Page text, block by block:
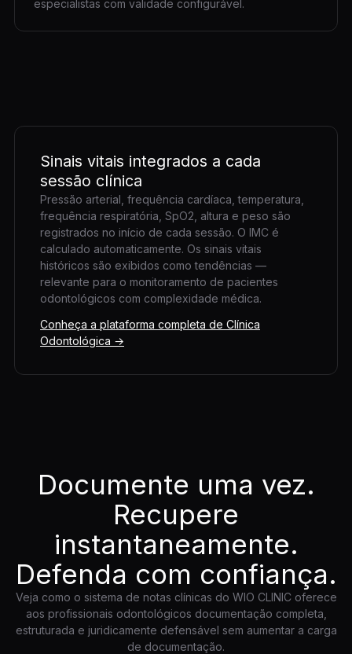
especialistas com validade configurável.
Sinais vitais integrados a cada
sessão clínica
Pressão arterial, frequência cardíaca, temperatura,
frequência respiratória, SpO2, altura e peso são
registrados no início de cada sessão. O IMC é
calculado automaticamente. Os sinais vitais
históricos são exibidos como tendências —
relevante para o monitoramento de pacientes
odontológicos com complexidade médica.
Conheça a plataforma completa de Clínica
Odontológica →
Documente uma vez.
Recupere
instantaneamente.
Defenda com confiança.
Veja como o sistema de notas clínicas do WIO CLINIC oferece
aos profissionais odontológicos documentação completa,
estruturada e juridicamente defensável sem aumentar a carga
de documentação.